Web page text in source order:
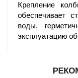
Крепление
обеспечивает
воды,
эксплуатацию